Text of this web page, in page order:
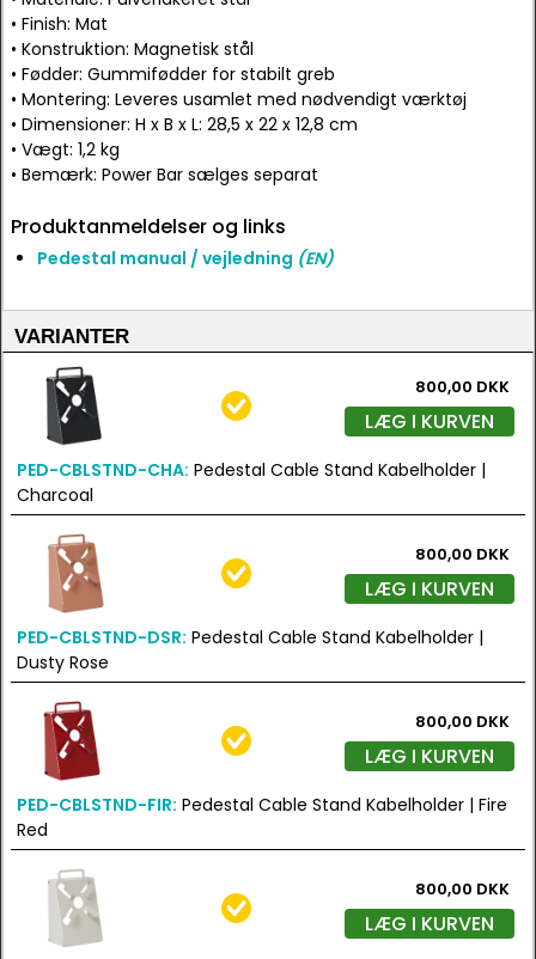
• Finish: Mat
• Konstruktion: Magnetisk stål
• Fødder: Gummifødder for stabilt greb
• Montering: Leveres usamlet med nødvendigt værktøj
• Dimensioner: H x B x L: 28,5 x 22 x 12,8 cm
• Vægt: 1,2 kg
• Bemærk: Power Bar sælges separat
Produktanmeldelser og links
Pedestal manual / vejledning (EN)
VARIANTER
800,00 DKK
LÆG I KURVEN
PED-CBLSTND-CHA: Pedestal Cable Stand Kabelholder |
Charcoal
800,00 DKK
LÆG I KURVEN
PED-CBLSTND-DSR: Pedestal Cable Stand Kabelholder |
Dusty Rose
800,00 DKK
LÆG I KURVEN
PED-CBLSTND-FIR: Pedestal Cable Stand Kabelholder | Fire
Red
800,00 DKK
LÆG I KURVEN